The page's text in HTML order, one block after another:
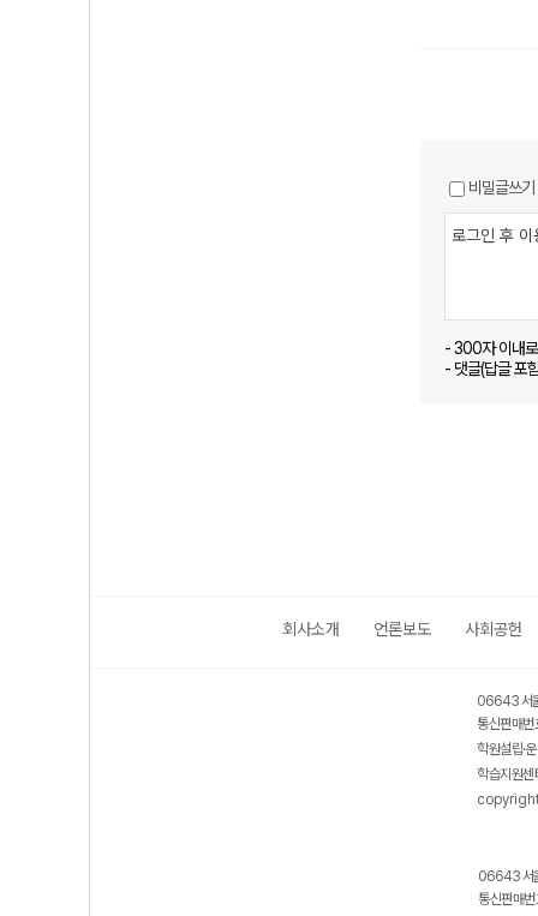
비밀글쓰기
- 300자 이내
- 댓글(답글 포
회사소개 언론보도 사회공헌
06643 서
통신판매
학원설립·
학습지원
06643 서
통신판매